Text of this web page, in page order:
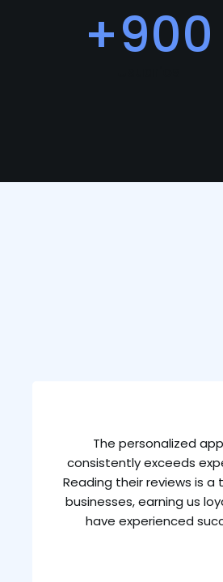
+900
The personalized
consistently exceeds
Reading their reviews is
businesses, earning us
have experienced